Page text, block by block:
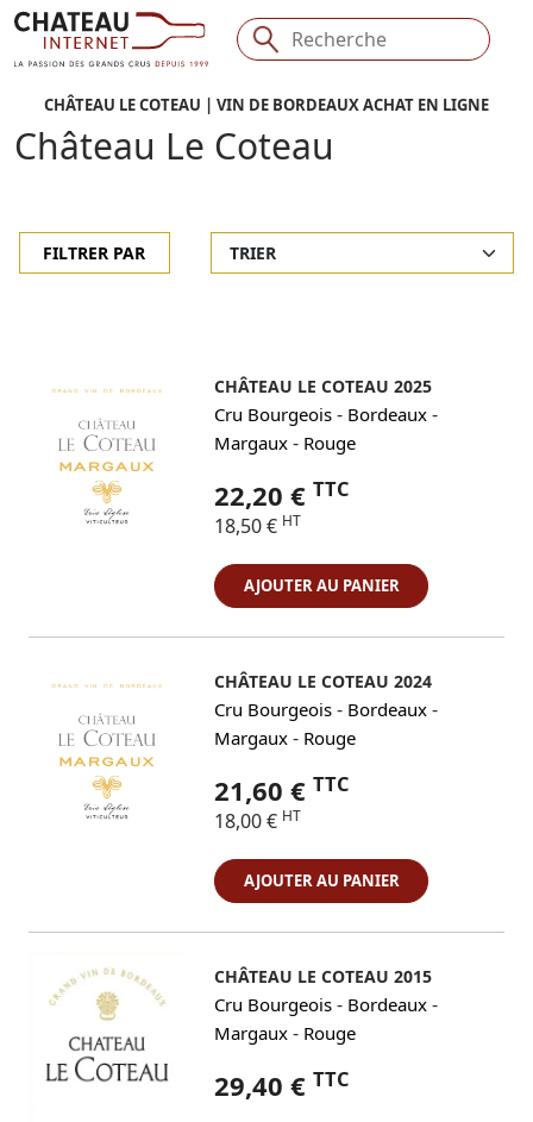
CHÂTEAU LE COTEAU | VIN DE BORDEAUX ACHAT EN LIGNE
Château Le Coteau
FILTRER PAR
CHÂTEAU LE COTEAU 2025
Cru Bourgeois - Bordeaux -
Margaux - Rouge
22,20 € TTC
18,50 € HT
AJOUTER AU PANIER
CHÂTEAU LE COTEAU 2024
Cru Bourgeois - Bordeaux -
Margaux - Rouge
21,60 € TTC
18,00 € HT
AJOUTER AU PANIER
CHÂTEAU LE COTEAU 2015
Cru Bourgeois - Bordeaux -
Margaux - Rouge
29,40 € TTC